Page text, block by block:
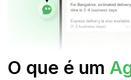
O que é um